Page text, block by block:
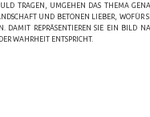
TRAGEN, UMGEHEN DAS THEMA
UND BETONEN LIEBER, WOFÜR
DAMIT REPRÄSENTIEREN SIE EIN BILD
WAHRHEIT ENTSPRICHT.